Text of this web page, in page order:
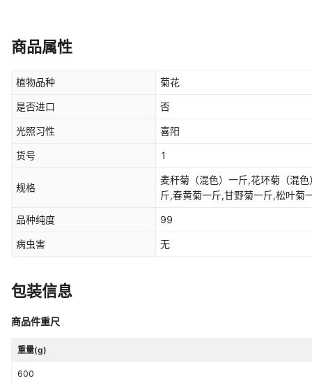
商品属性
植物品种 菊花
是否进口 否
光照习性 喜阳
货号 1
规格
麦秆菊（混色）一斤,花环菊（混
斤,春黄菊一斤,甘野菊一斤,松叶菊
品种纯度 99
病虫害 无
包装信息
商品件重尺
重量(g)
600